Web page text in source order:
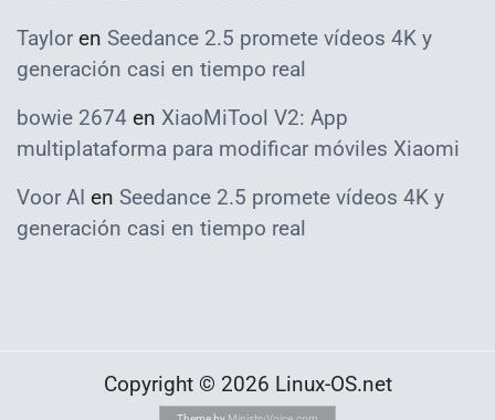
Taylor en Seedance 2.5 promete vídeos 4K y
generación casi en tiempo real
bowie 2674 en XiaoMiTool V2: App
multiplataforma para modificar móviles Xiaomi
Voor AI en Seedance 2.5 promete vídeos 4K y
generación casi en tiempo real
Copyright © 2026 Linux-OS.net